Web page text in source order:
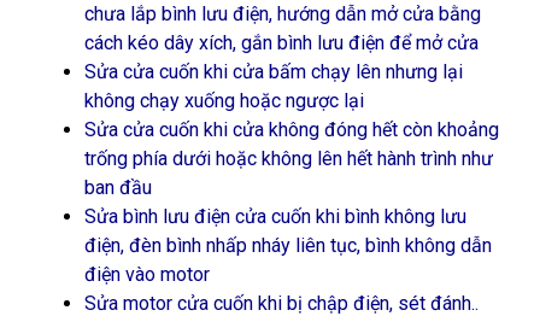
chưa lắp bình lưu điện, hướng dẫn mở cửa bằng
cách kéo dây xích, gắn bình lưu điện để mở cửa
Sửa cửa cuốn khi cửa bấm chạy lên nhưng lại
không chạy xuống hoặc ngược lại
Sửa cửa cuốn khi cửa không đóng hết còn khoảng
trống phía dưới hoặc không lên hết hành trình như
ban đầu
Sửa bình lưu điện cửa cuốn khi bình không lưu
điện, đèn bình nhấp nháy liên tục, bình không dẫn
điện vào motor
Sửa motor cửa cuốn khi bị chập điện, sét đánh..